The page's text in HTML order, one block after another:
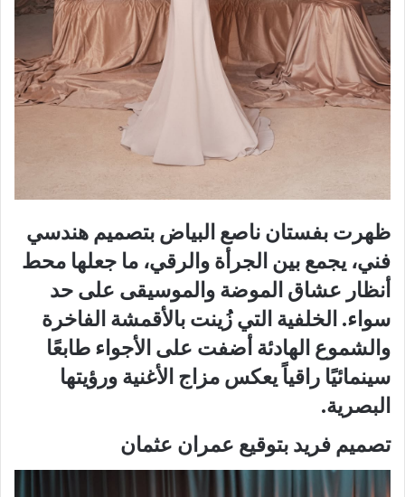
ظهرت بفستان ناصع البياض بتصميم هندسي
فني، يجمع بين الجرأة والرقي، ما جعلها محط
أنظار عشاق الموضة والموسيقى على حد
سواء. الخلفية التي زُينت بالأقمشة الفاخرة
والشموع الهادئة أضفت على الأجواء طابعًا
سينمائيًا راقياً يعكس مزاج الأغنية ورؤيتها
البصرية.
تصميم فريد بتوقيع عمران عثمان